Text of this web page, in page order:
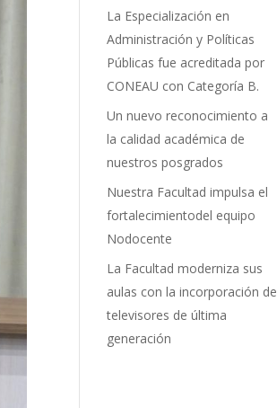
La Especialización en
Administración y Políticas
Públicas fue acreditada por
CONEAU con Categoría B.
Un nuevo reconocimiento a
la calidad académica de
nuestros posgrados
Nuestra Facultad impulsa el
fortalecimientodel equipo
Nodocente
La Facultad moderniza sus
aulas con la incorporación de
televisores de última
generación